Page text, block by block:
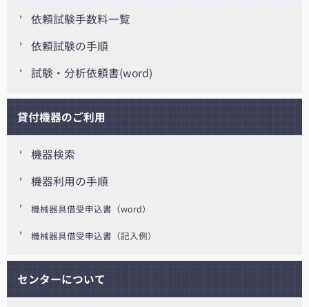
依頼試験手数料一覧
依頼試験の手順
試験・分析依頼書(word)
貸付機器のご利用
機器検索
機器利用の手順
機械器具借受申込書（word）
機械器具借受申込書（記入例）
センターについて